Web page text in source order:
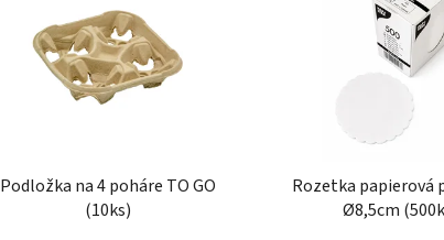
u
Podložka na 4 poháre TO GO
(10ks)
Rozetka papierová
Ø8,5cm